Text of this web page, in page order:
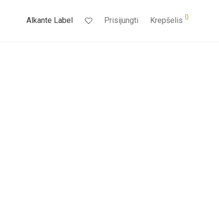
Alkante Label Prisijungti Krepšelis 0